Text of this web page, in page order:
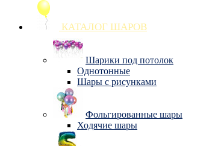
КАТАЛОГ ШАРОВ
Шарики под потолок
Однотонные
Шары с рисунками
Фольгированные шары
Ходячие шары